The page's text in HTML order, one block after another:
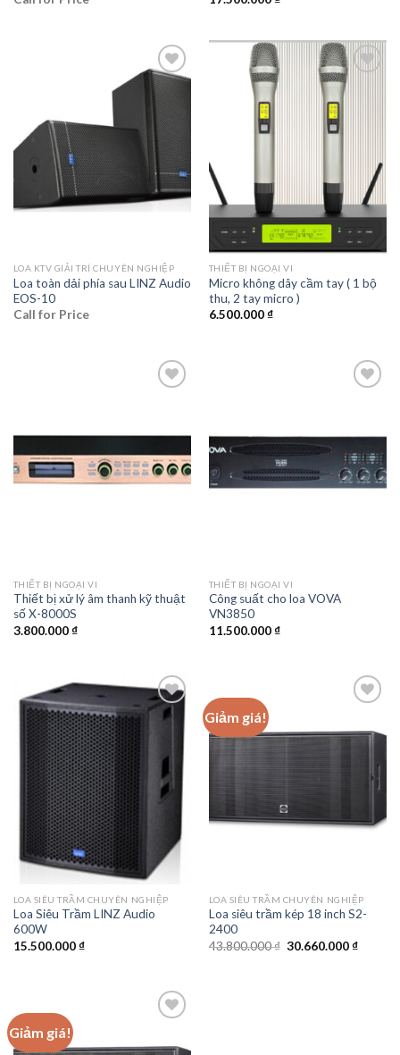
Add to
wishlist
LOA KTV GIẢI TRÍ CHUYÊN NGHIỆP
Loa toàn dải phía sau LINZ Audio
EOS-10
Call for Price
THIẾT BỊ NGOẠI VI
Micro không dây cầm tay ( 1 bộ
thu, 2 tay micro )
6.500.000₫
THIẾT BỊ NGOẠI VI
Thiết bị xử lý âm thanh kỹ thuật
số X-8000S
3.800.000₫
THIẾT BỊ NGOẠI VI
Công suất cho loa VOVA
VN3850
11.500.000₫
wishlist
LOA SIÊU TRẦM CHUYÊN NGHIỆP
Loa Siêu Trầm LINZ Audio
600W
15.500.000₫
Giảm giá!
wishlist
LOA SIÊU TRẦM CHUYÊN NGHIỆP
Loa siêu trầm kép 18 inch S2-
2400
43.800.000₫ Giá
30.660.000₫Giá
Giảm giá!